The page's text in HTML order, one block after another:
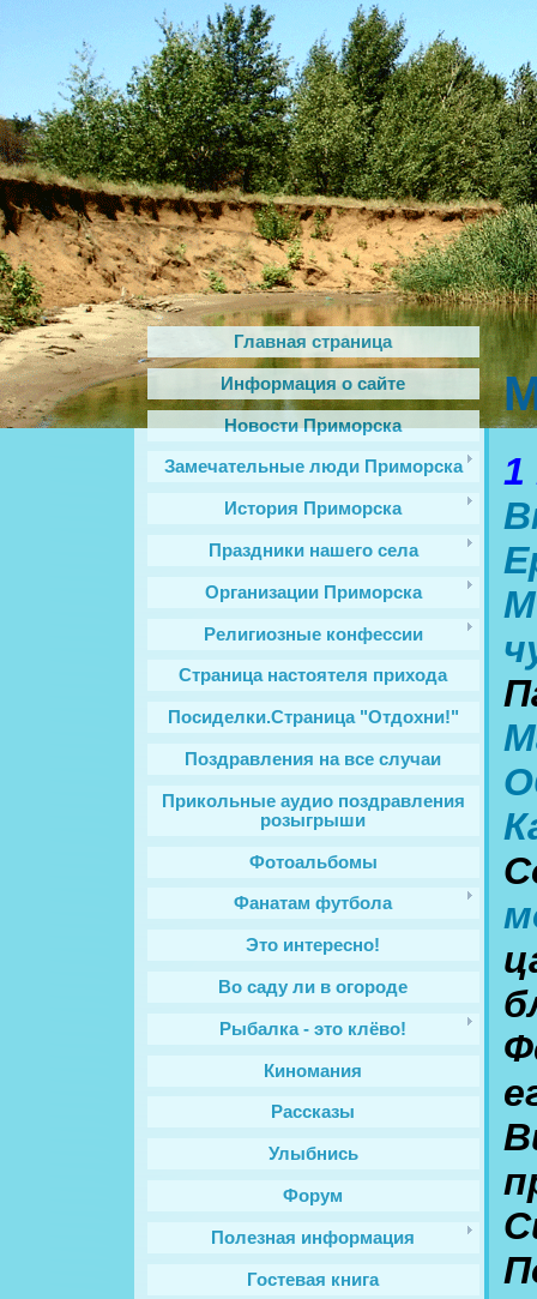
Главная страница
Информация о сайте
Новости Приморска
Замечательные люди Приморска
История Приморска
Праздники нашего села
Организации Приморска
Религиозные конфессии
Cтраница настоятеля прихода
Посиделки.Страница "Отдохни!"
Поздравления на все случаи
Прикольные аудио поздравления
розыгрыши
Фотоальбомы
Фанатам футбола
Это интересно!
Во саду ли в огороде
Рыбалка - это клёво!
Киномания
Рассказы
Улыбнись
Форум
Полезная информация
Гостевая книга
1